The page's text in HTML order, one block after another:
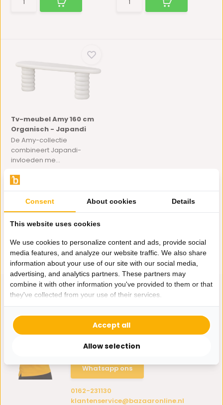
Tv-meubel Amy 160 cm
Organisch - Japandi
De Amy-collectie
combineert Japandi-
invloeden me...
495,-
Hulp nodig?
Wij zitten voor je klaar.
Whatsapp ons
0162-231130
klantenservice@bazaaronline.nl
Consent About cookies Details
This website uses cookies
We use cookies to personalize content and ads, provide social
media features, and analyze our website traffic. We also share
information about your use of our site with our social media,
advertising, and analytics partners. These partners may
combine it with other information you've provided to them or that
they've collected from your use of their services.
Allow selection
Accept all